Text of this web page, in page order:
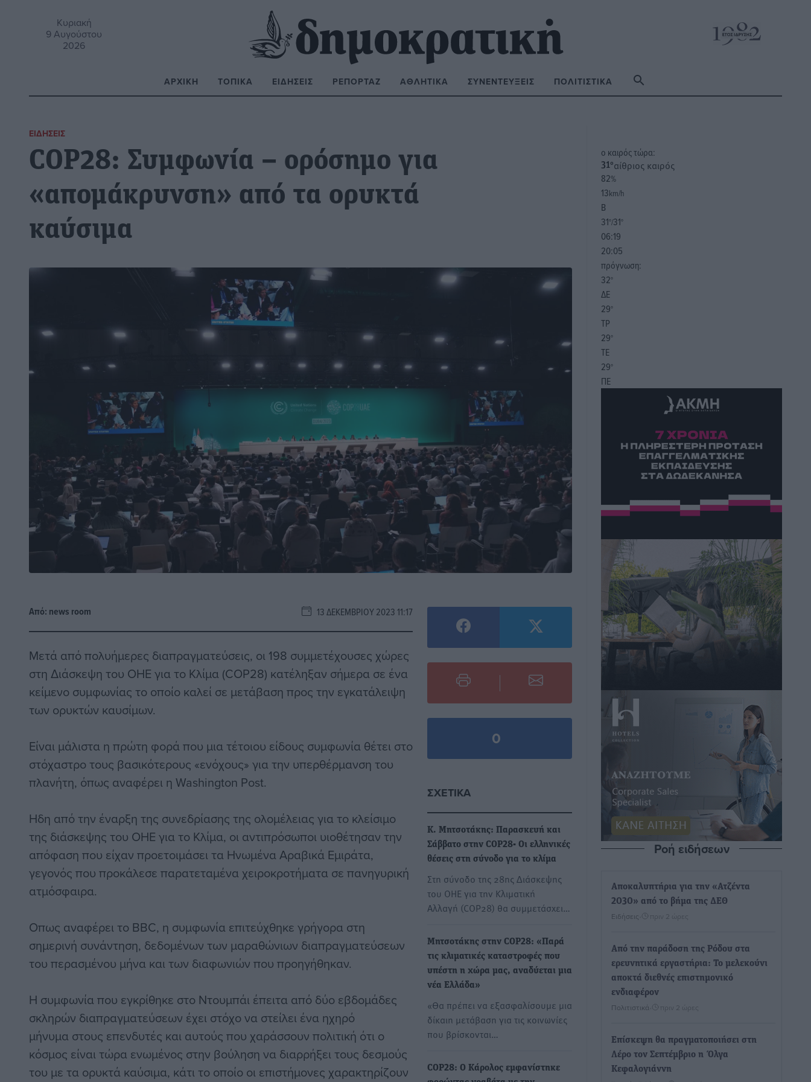
Κυριακή
9 Αυγούστου
2026
ΑΡΧΙΚΉ ΤΟΠΙΚΆ ΕΙΔΉΣΕΙΣ ΡΕΠΟΡΤΆΖ ΑΘΛΗΤΙΚΆ ΣΥΝΕΝΤΕΎΞΕΙΣ ΠΟΛΙΤΙΣΤΙΚΆ
ΕΙΔΉΣΕΙΣ
COP28: Συμφωνία – ορόσημο για
«απομάκρυνση» από τα ορυκτά
καύσιμα
Από: news room 13 ΔΕΚΕΜΒΡΊΟΥ 2023 11:17
Μετά από πολυήμερες διαπραγματεύσεις, οι 198 συμμετέχουσες χώρες
στη Διάσκεψη του ΟΗΕ για το Κλίμα (COP28) κατέληξαν σήμερα σε ένα
κείμενο συμφωνίας το οποίο καλεί σε μετάβαση προς την εγκατάλειψη
των ορυκτών καυσίμων.
Είναι μάλιστα η πρώτη φορά που μια τέτοιου είδους συμφωνία θέτει στο
στόχαστρο τους βασικότερους «ενόχους» για την υπερθέρμανση του
πλανήτη, όπως αναφέρει η Washington Post.
Ηδη από την έναρξη της συνεδρίασης της ολομέλειας για το κλείσιμο
της διάσκεψης του ΟΗΕ για το Κλίμα, οι αντιπρόσωποι υιοθέτησαν την
απόφαση που είχαν προετοιμάσει τα Ηνωμένα Αραβικά Εμιράτα,
γεγονός που προκάλεσε παρατεταμένα χειροκροτήματα σε πανηγυρική
ατμόσφαιρα.
Οπως αναφέρει το BBC, η συμφωνία επιτεύχθηκε γρήγορα στη
σημερινή συνάντηση, δεδομένων των μαραθώνιων διαπραγματεύσεων
του περασμένου μήνα και των διαφωνιών που προηγήθηκαν.
Η συμφωνία που εγκρίθηκε στο Ντουμπάι έπειτα από δύο εβδομάδες
σκληρών διαπραγματεύσεων έχει στόχο να στείλει ένα ηχηρό
μήνυμα στους επενδυτές και αυτούς που χαράσσουν πολιτική ότι ο
κόσμος είναι τώρα ενωμένος στην βούληση να διαρρήξει τους δεσμούς
του με τα ορυκτά καύσιμα, κάτι το οποίο οι επιστήμονες χαρακτηρίζουν
0
ΣΧΕΤΙΚΆ
Κ. Μητσοτάκης: Παρασκευή και
Σάββατο στην COP28- Οι ελληνικές
θέσεις στη σύνοδο για το κλίμα
Στη σύνοδο της 28ης Διάσκεψης
του ΟΗΕ για την Κλιματική
Αλλαγή (COP28) θα συμμετάσχει…
Μητσοτάκης στην COP28: «Παρά
τις κλιματικές καταστροφές που
υπέστη η χώρα μας, αναδύεται μια
νέα Ελλάδα»
«Θα πρέπει να εξασφαλίσουμε μια
δίκαιη μετάβαση για τις κοινωνίες
που βρίσκονται…
COP28: Ο Κάρολος εμφανίστηκε
o καιρός τώρα:
31°αίθριος καιρός
82%
13km/h
Β
31°/31°
06:19
20:05
πρόγνωση:
32°
ΔΕ
29°
ΤΡ
29°
ΤΕ
29°
ΠΕ
Ροή ειδήσεων
Αποκαλυπτήρια για την «Ατζέντα
2030» από το βήμα της ΔΕΘ
Ειδήσεις πριν 2 ώρες
Από την παράδοση της Ρόδου στα
ερευνητικά εργαστήρια: Το μελεκούνι
αποκτά διεθνές επιστημονικό
ενδιαφέρον
Πολιτιστικά πριν 2 ώρες
Επίσκεψη θα πραγματοποιήσει στη
Λέρο τον Σεπτέμβριο η Όλγα
Κεφαλογιάννη